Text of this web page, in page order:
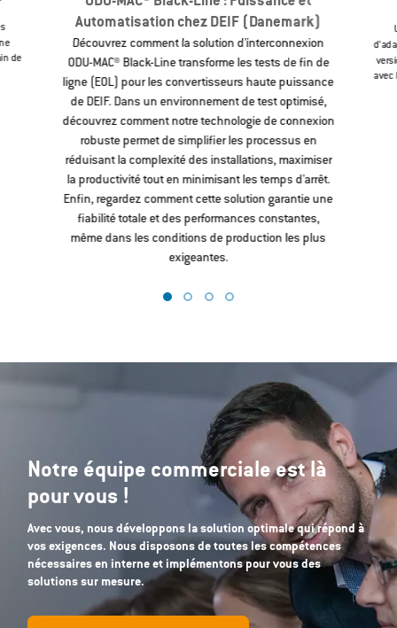
de
Automatisation chez DEIF (Danemark)
Découvrez comment la solution d'interconnexion
ODU-MAC® Black-Line transforme les tests de fin de
ligne (EOL) pour les convertisseurs haute puissance
de DEIF. Dans un environnement de test optimisé,
découvrez comment notre technologie de connexion
robuste permet de simplifier les processus en
réduisant la complexité des installations, maximiser
la productivité tout en minimisant les temps d'arrêt.
Enfin, regardez comment cette solution garantie une
fiabilité totale et des performances constantes,
même dans les conditions de production les plus
exigeantes.
avec
Notre équipe commerciale est là
pour vous !
Avec vous, nous développons la solution optimale qui répond à
vos exigences. Nous disposons de toutes les compétences
nécessaires en interne et implémentons pour vous des
solutions sur mesure.